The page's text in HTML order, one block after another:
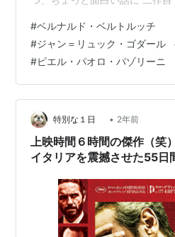
メディア: CD
クリック
この商品を
訴えかける人々 その熱量ゆえ新
というところでオチ 誰にでも一
という風合いでちょっと良かっ
り」パゾリーニ 若者が大きな
ているところに重なる戦禍の映
昔は良くきいたけど、そっち…
#ベルナルド・ベルトルッチ
#ジャン＝リュック・ゴダール
#ピエル・パオロ・パゾリーニ
特別な１日 • 2年前
上映時間６時間の傑作（笑
イタリアを震撼させた55日